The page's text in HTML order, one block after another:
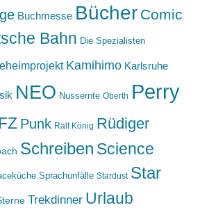
Buchmesse Bücher Comic
Bahn Die Spezialisten
Kamihimo Karlsruhe
NEO Nussernte Oberth Perry
Punk Ralf König Rüdiger
Schreiben Science
Sprachunfälle Stardust Star
Trekdinner Urlaub